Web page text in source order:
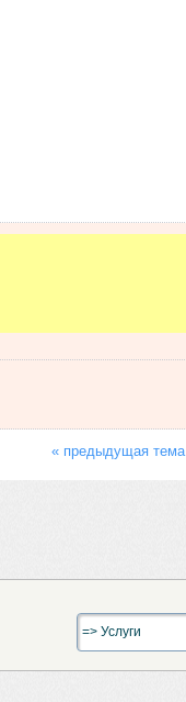
« предыдущая тема